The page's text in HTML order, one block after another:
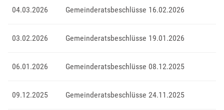
04.03.2026 Gemeinderatsbeschlüsse 16.02.2026
03.02.2026 Gemeinderatsbeschlüsse 19.01.2026
06.01.2026 Gemeinderatsbeschlüsse 08.12.2025
09.12.2025 Gemeinderatsbeschlüsse 24.11.2025